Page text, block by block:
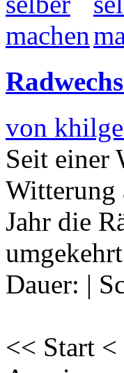
von
Seit einer
Witterung
Jahr die
Dauer: |
<< Start